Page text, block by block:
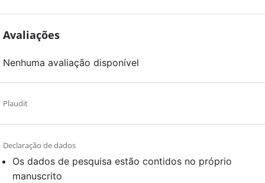
Avaliações
Nenhuma avaliação disponível
Plaudit
Declaração de dados
Os dados de pesquisa estão contidos no próprio
manuscrito